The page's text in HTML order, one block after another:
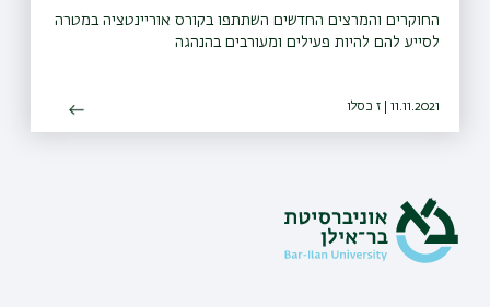
החוקרים והמרצים החדשים השתתפו בקורס אוריינטציה במטרה
לסייע להם להיות פעילים ומעורבים בהנהגה
11.11.2021 | ז כסלו